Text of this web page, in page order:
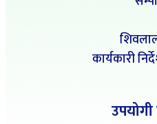
कार्यकारी